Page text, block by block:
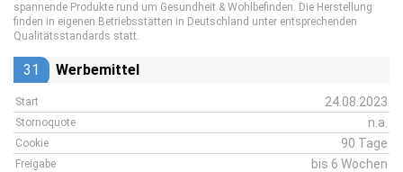
spannende Produkte rund um Gesundheit & Wohlbefinden. Die Herstellung
finden in eigenen Betriebsstätten in Deutschland unter entsprechenden
Qualitätsstandards statt.
31 Werbemittel
Start 24.08.2023
Stornoquote n.a.
Cookie 90 Tage
Freigabe bis 6 Wochen